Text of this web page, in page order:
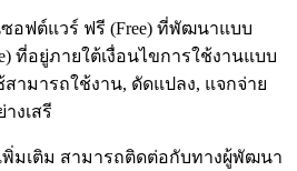
ซอฟต์แวร์ ฟรี (Free) ที่พัฒนาแบบ
ที่อยู่ภายใต้เงื่อนไขการใช้งานแบบ
ามารถใช้งาน, ดัดแปลง, แจกจ่าย
งเสรี
มเติม สามารถติดต่อกับทางผู้พัฒนา